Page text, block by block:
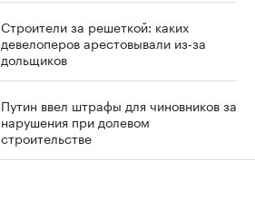
Строители за решеткой: каких
девелоперов арестовывали из-за
дольщиков
Путин ввел штрафы для чиновников за
нарушения при долевом
строительстве